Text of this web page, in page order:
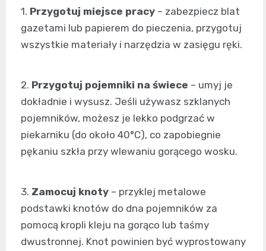
1. Przygotuj miejsce pracy – zabezpiecz blat
gazetami lub papierem do pieczenia, przygotuj
wszystkie materiały i narzędzia w zasięgu ręki.
2. Przygotuj pojemniki na świece – umyj je
dokładnie i wysusz. Jeśli używasz szklanych
pojemników, możesz je lekko podgrzać w
piekarniku (do około 40°C), co zapobiegnie
pękaniu szkła przy wlewaniu gorącego wosku.
3. Zamocuj knoty – przyklej metalowe
podstawki knotów do dna pojemników za
pomocą kropli kleju na gorąco lub taśmy
dwustronnej. Knot powinien być wyprostowany